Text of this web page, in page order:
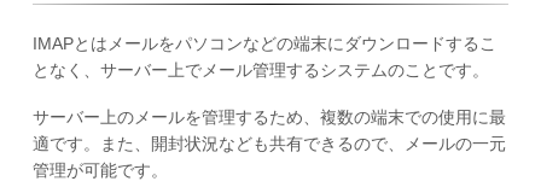
IMAPとはメールをパソコンなどの端末にダウンロードするこ
となく、サーバー上でメール管理するシステムのことです。
サーバー上のメールを管理するため、複数の端末での使用に最
適です。また、開封状況なども共有できるので、メールの一元
管理が可能です。